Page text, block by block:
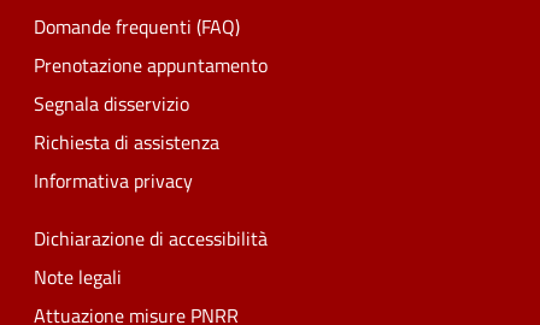
Domande frequenti (FAQ)
Prenotazione appuntamento
Segnala disservizio
Richiesta di assistenza
Informativa privacy
Dichiarazione di accessibilità
Note legali
Attuazione misure PNRR